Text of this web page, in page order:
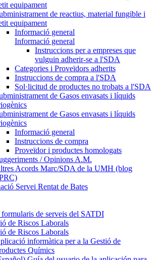
equipament
de reactius, material fungible i
equipament
Informació general
Informació general
Instruccions per a empreses que
vulguin adherir-se a l'SDA
Categories i Proveïdors adherits
Instruccions de compra a l'SDA
Sol·licitud de productes no trobats a l'SDA
de Gasos envasats i líquids
de Gasos envasats i líquids
Informació general
Instruccions de compra
Proveïdor i productes homologats
/ Opinions A.M.
Acords Marc/SDA de la UMH (blog
Servei Rentat de Bates
formularis de serveis del SATDI
de Riscos Laborals
de Riscos Laborals
informàtica per a la Gestió de
Químics